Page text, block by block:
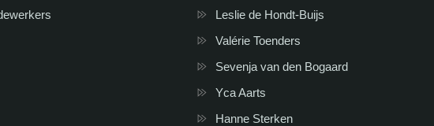
Leslie de Hondt-Buijs
Valérie Toenders
Sevenja van den Bogaard
Yca Aarts
Hanne Sterken